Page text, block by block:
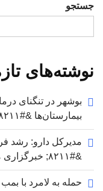
جستجو
نوشته‌های
بوشهر در تنگنای
بیمارستان‌ها &#۸۲۱۱; خبرگزاری مهر | اخبار ایران و جهان
مدیرکل دارو: رشد
&#۸۲۱۱; خبرگزاری مهر | اخبار ایران و جهان
حمله به لامرد با